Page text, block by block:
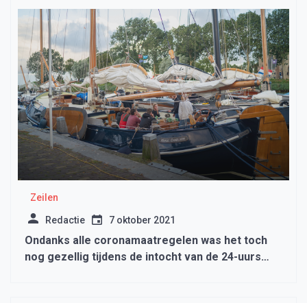
Zeilen
Redactie 7 oktober 2021
Ondanks alle coronamaatregelen was het toch
nog gezellig tijdens de intocht van de 24-uurs